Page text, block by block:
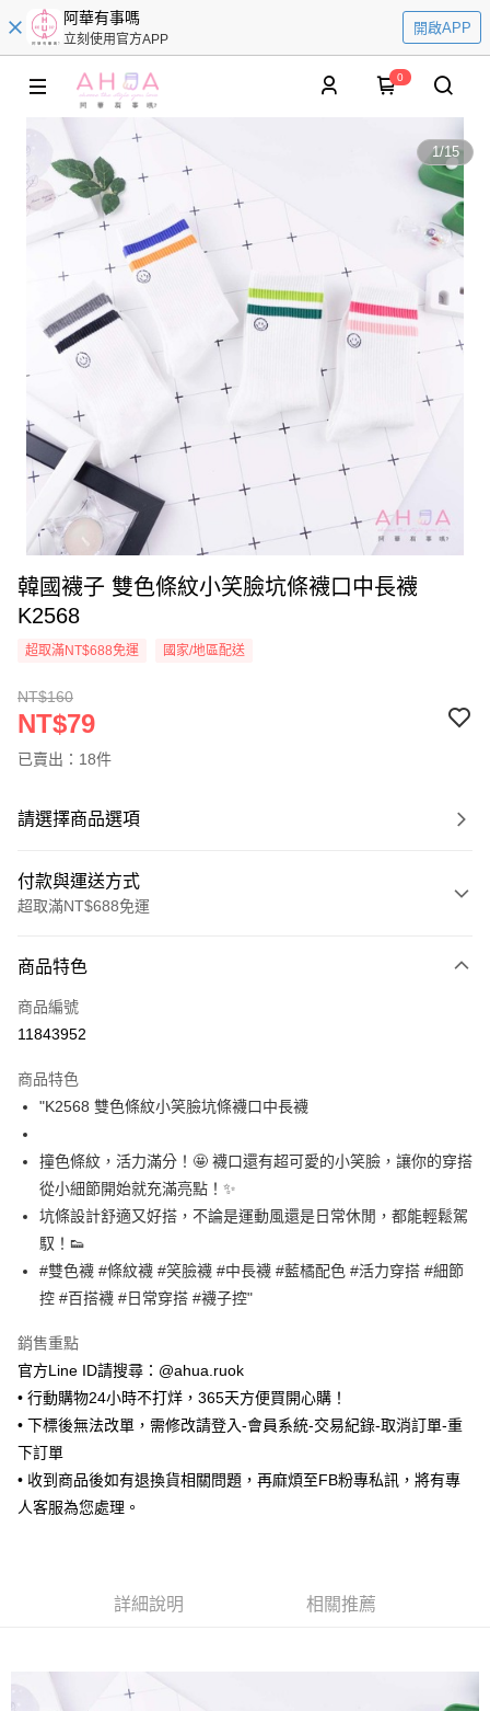
阿華有事嗎
立刻使用官方APP
開啟APP
0
1/15
韓國襪子 雙色條紋小笑臉坑條襪口中長襪
K2568
超取滿NT$688免運 國家/地區配送
NT$160
NT$79
已賣出：18件
請選擇商品選項
付款與運送方式
超取滿NT$688免運
信用卡一次付款
超商取貨付款
Apple Pay
街口支付
悠遊付
Google Pay
ATM付款
全家取貨付款
每筆NT$65，滿NT$688(含以上)免運費
付款後全家取貨
每筆NT$65，滿NT$688(含以上)免運費
7-11取貨付款
每筆NT$65，滿NT$688(含以上)免運費
查看運費
商品特色
商品編號
11843952
商品特色
"K2568 雙色條紋小笑臉坑條襪口中長襪
撞色條紋，活力滿分！🤩 襪口還有超可愛的小笑臉，讓你的穿搭
從小細節開始就充滿亮點！✨
坑條設計舒適又好搭，不論是運動風還是日常休閒，都能輕鬆駕
馭！👟
#雙色襪 #條紋襪 #笑臉襪 #中長襪 #藍橘配色 #活力穿搭 #細節
控 #百搭襪 #日常穿搭 #襪子控"
銷售重點
官方Line ID請搜尋：@ahua.ruok
• 行動購物24小時不打烊，365天方便買開心購！
• 下標後無法改單，需修改請登入-會員系統-交易紀錄-取消訂單-重
下訂單
• 收到商品後如有退換貨相關問題，再麻煩至FB粉專私訊，將有專
人客服為您處理。
詳細說明 相關推薦